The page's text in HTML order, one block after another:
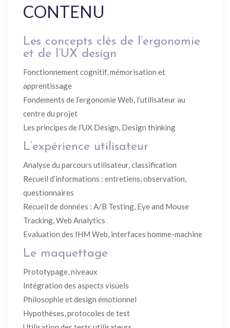
CONTENU
Les concepts clés de l’ergonomie
et de l’UX design
Fonctionnement cognitif, mémorisation et
apprentissage
Fondements de l’ergonomie Web, l’utilisateur au
centre du projet
Les principes de l’UX Design, Design thinking
L’expérience utilisateur
Analyse du parcours utilisateur, classification
Recueil d’informations : entretiens, observation,
questionnaires
Recueil de données : A/B Testing, Eye and Mouse
Tracking, Web Analytics
Evaluation des IHM Web, interfaces homme-machine
Le maquettage
Prototypage, niveaux
Intégration des aspects visuels
Philosophie et design émotionnel
Hypothèses, protocoles de test